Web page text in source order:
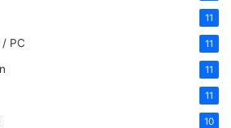
11
PC 11
11
11
10